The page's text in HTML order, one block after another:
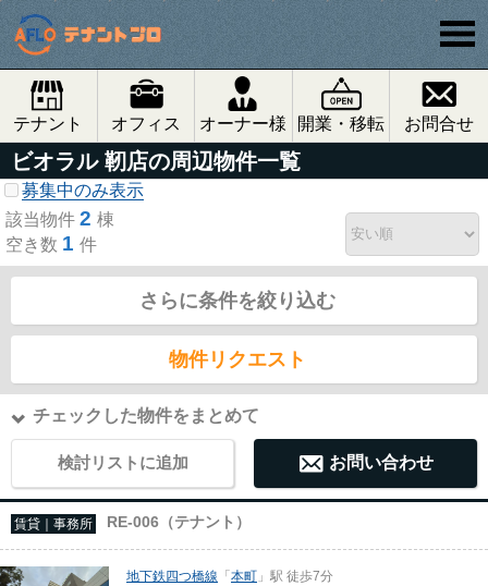
テナント オフィス オーナー様 開業・移転 お問合せ
ビオラル 靭店の周辺物件一覧
募集中のみ表示
該当物件 2 棟
空き数 1 件
さらに条件を絞り込む
物件リクエスト
チェックした物件をまとめて
検討リストに追加 お問い合わせ
賃貸｜事務所 RE-006（テナント）
地下鉄四つ橋線 「本町 」駅 徒歩7分